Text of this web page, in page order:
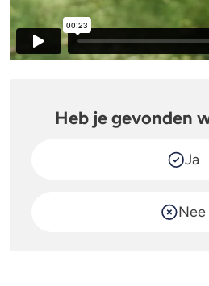
Heb je gevonden
Ja
Nee